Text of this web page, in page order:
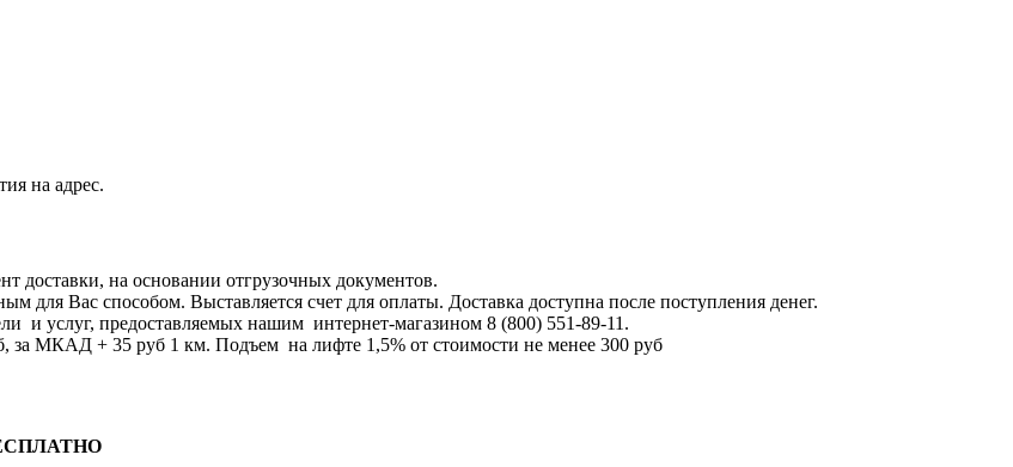
на адрес.
доставки, на основании отгрузочных документов.
Вас способом. Выставляется счет для оплаты. Доставка доступна после поступления денег.
и услуг, предоставляемых нашим интернет-магазином 8 (800) 551-89-11.
МКАД + 35 руб 1 км. Подъем на лифте 1,5% от стоимости не менее 300 руб